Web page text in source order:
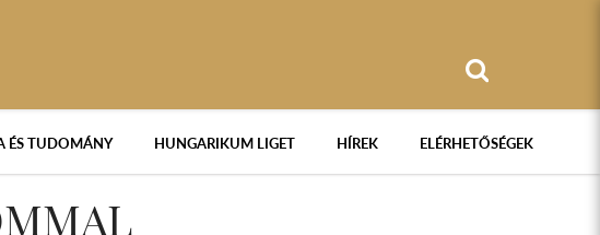
ÉS TUDOMÁNY HUNGARIKUM LIGET HÍREK ELÉRHETŐSÉGEK